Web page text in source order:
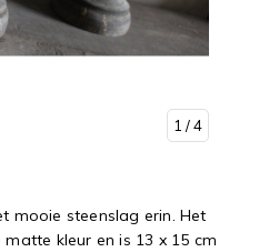
1 / 4
mooie steenslag erin. Het
kleur en is 13 x 15 cm